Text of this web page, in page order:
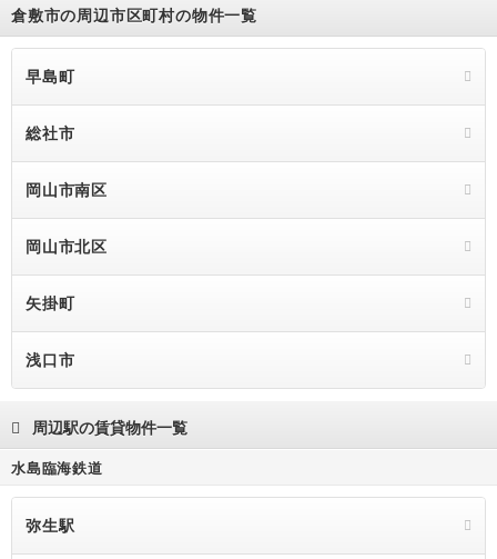
倉敷市の周辺市区町村の物件一覧
早島町
総社市
岡山市南区
岡山市北区
矢掛町
浅口市
周辺駅の賃貸物件一覧
水島臨海鉄道
弥生駅